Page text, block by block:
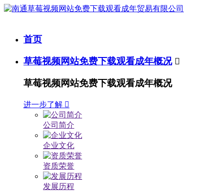
首页
草莓视频网站免费下载观看成年概况 
草莓视频网站免费下载观看成年概况
进一步了解 
公司简介
企业文化
资质荣誉
发展历程